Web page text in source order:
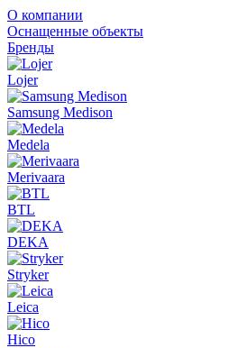
О компании
Оснащенные объекты
Бренды
Lojer
Samsung Medison
Medela
Merivaara
BTL
DEKA
Stryker
Leica
Hico